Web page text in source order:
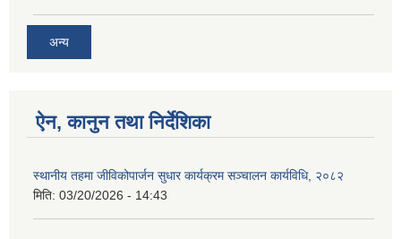
अन्य
ऐन, कानुन तथा निर्देशिका
स्थानीय तहमा जीविकोपार्जन सुधार कार्यक्रम सञ्चालन कार्यविधि, २०८२
मिति: 03/20/2026 - 14:43